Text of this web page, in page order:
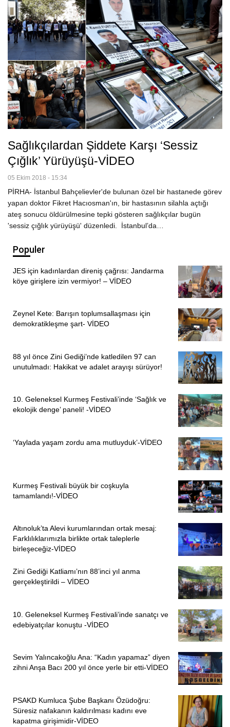
Sağlıkçılardan Şiddete Karşı ‘sessiz
Çığlık’ Yürüyüşü-VİDEO
05 Ekim 2018 - 15:34
PİRHA- İstanbul Bahçelievler'de bulunan özel bir hastanede görev
yapan doktor Fikret Hacıosman'ın, bir hastasının silahla açtığı
ateş sonucu öldürülmesine tepki gösteren sağlıkçılar bugün
'sessiz çığlık yürüyüşü' düzenledi. İstanbul’da…
Populer
JES için kadınlardan direniş çağrısı: Jandarma
köye girişlere izin vermiyor! – VİDEO
Zeynel Kete: Barışın toplumsallaşması için
demokratikleşme şart- VİDEO
88 yıl önce Zini Gediği’nde katledilen 97 can
unutulmadı: Hakikat ve adalet arayışı sürüyor!
10. Geleneksel Kurmeş Festivali’inde ‘Sağlık ve
ekolojik denge’ paneli! -VİDEO
‘Yaylada yaşam zordu ama mutluyduk’-VİDEO
Kurmeş Festivali büyük bir coşkuyla
tamamlandı!-VİDEO
Altınoluk’ta Alevi kurumlarından ortak mesaj:
Farklılıklarımızla birlikte ortak taleplerle
birleşeceğiz-VİDEO
Zini Gediği Katliamı’nın 88’inci yıl anma
gerçekleştirildi – VİDEO
10. Geleneksel Kurmeş Festivali’inde sanatçı ve
edebiyatçılar konuştu -VİDEO
Sevim Yalıncakoğlu Ana: “Kadın yapamaz” diyen
zihni Anşa Bacı 200 yıl önce yerle bir etti-VİDEO
PSAKD Kumluca Şube Başkanı Özüdoğru:
Süresiz nafakanın kaldırılması kadını eve
kapatma girişimidir-VİDEO